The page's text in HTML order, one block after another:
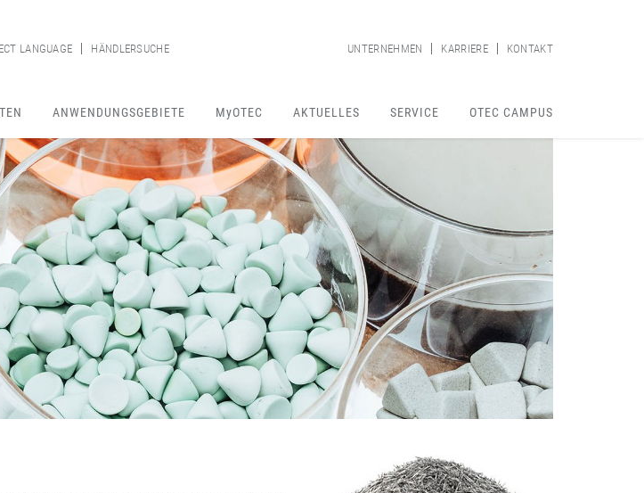
LANGUAGE HÄNDLERSUCHE UNTERNEHMEN KARRIERE KONTAKT
ANWENDUNGSGEBIETE MyOTEC AKTUELLES SERVICE OTEC CAMPUS